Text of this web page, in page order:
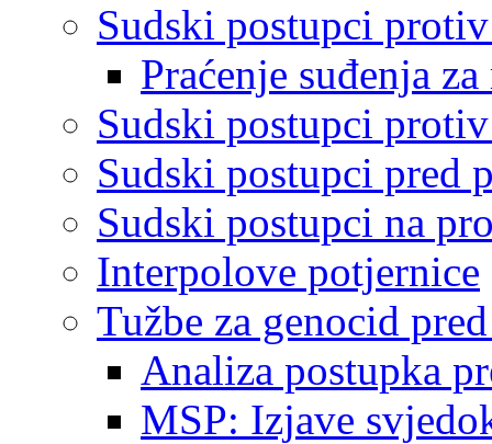
Sudski postupci
Praćenje suđenja
Sudski postupci
Sudski postupci pred
Sudski postupci na
Interpolove potjernice
Tužbe za genocid
Analiza postupka
MSP: Izjave